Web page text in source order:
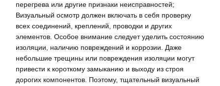
перегрева или другие признаки неисправностей;
Визуальный осмотр должен включать в себя проверку
всех соединений, креплений, проводки и других
элементов. Особое внимание следует уделить состоянию
изоляции, наличию повреждений и коррозии. Даже
небольшие трещины или повреждения изоляции могут
привести к короткому замыканию и выходу из строя
дорогих компонентов. Поэтому, тщательный визуальный